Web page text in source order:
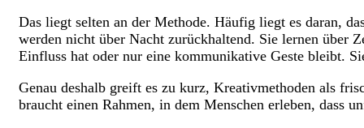
Das liegt selten an der Methode. Häufig liegt es daran,
werden nicht über Nacht zurückhaltend. Sie lernen über
Einfluss hat oder nur eine kommunikative Geste bleibt.
Genau deshalb greift es zu kurz, Kreativmethoden als
braucht einen Rahmen, in dem Menschen erleben, dass